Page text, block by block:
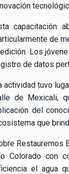
capacitación
de
Los
de datos
actividad tuvo
de Mexicali,
del
que
Restauremos
Colorado con
el agua